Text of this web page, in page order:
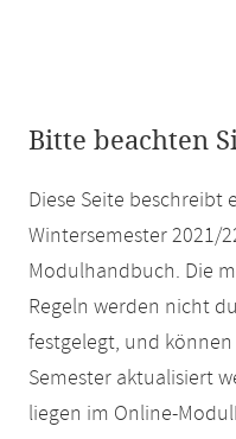
Bitte beachten
Diese Seite beschreibt
Wintersemester 2021/
Modulhandbuch. Die
Regeln werden nicht
festgelegt, und
Semester aktualisiert
liegen im Online-